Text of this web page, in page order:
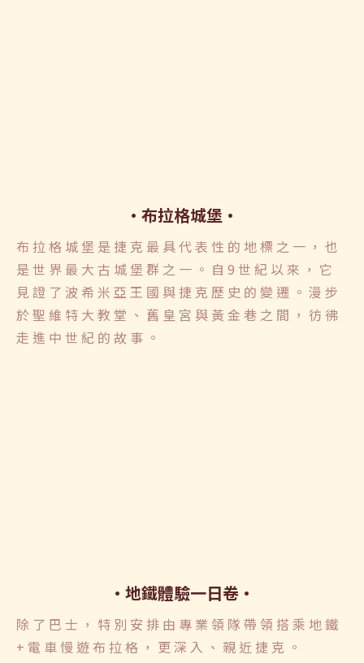
布拉格城堡
布拉格城堡是捷克最具代表性的地標之一，也
是世界最大古城堡群之一。自9世紀以來，它
見證了波希米亞王國與捷克歷史的變遷。漫步
於聖維特大教堂、舊皇宮與黃金巷之間，彷彿
走進中世紀的故事。
地鐵體驗一日卷
除了巴士，特別安排由專業領隊帶領搭乘地鐵
+電車慢遊布拉格，更深入、親近捷克。